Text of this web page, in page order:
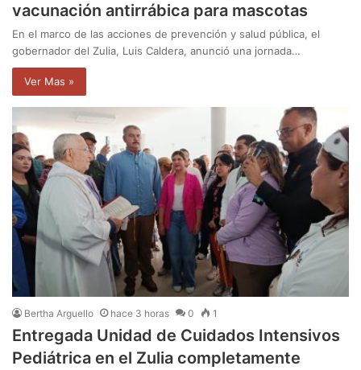
vacunación antirrábica para mascotas
En el marco de las acciones de prevención y salud pública, el
gobernador del Zulia, Luis Caldera, anunció una jornada…
Ver Mas »
Bertha Arguello hace 3 horas 0 1
Entregada Unidad de Cuidados Intensivos
Pediátrica en el Zulia completamente